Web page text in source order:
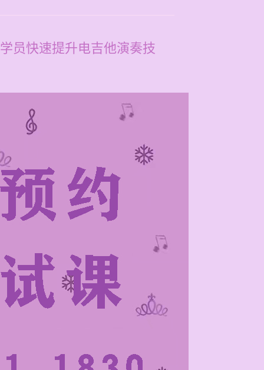
员快速提升电吉他演奏技